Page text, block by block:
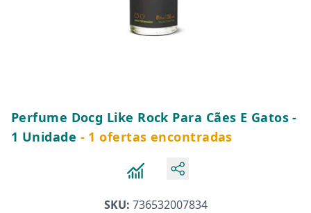
Perfume Docg Like Rock Para Cães E Gatos -
1 Unidade - 1 ofertas encontradas
SKU: 736532007834